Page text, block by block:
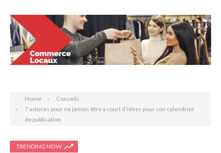
Home
Conseils
7 astuces pour ne jamais être à court d’idées pour son calendrier
de publication
TRENDING NOW